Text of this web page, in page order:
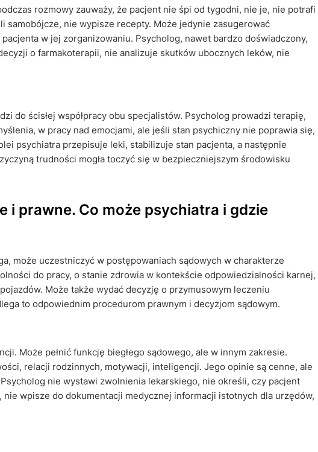
rozmowy zauważy, że pacjent nie śpi od tygodni, nie je, nie potrafi
samobójcze, nie wypisze recepty. Może jedynie zasugerować
w jej zorganizowaniu. Psycholog, nawet bardzo doświadczony,
o farmakoterapii, nie analizuje skutków ubocznych leków, nie
do ścisłej współpracy obu specjalistów. Psycholog prowadzi terapię,
w pracy nad emocjami, ale jeśli stan psychiczny nie poprawia się,
psychiatra przepisuje leki, stabilizuje stan pacjenta, a następnie
trudności mogła toczyć się w bezpieczniejszym środowisku
i prawne. Co może psychiatra i gdzie
może uczestniczyć w postępowaniach sądowych w charakterze
do pracy, o stanie zdrowia w kontekście odpowiedzialności karnej,
Może także wydać decyzję o przymusowym leczeniu
to odpowiednim procedurom prawnym i decyzjom sądowym.
Może pełnić funkcję biegłego sądowego, ale w innym zakresie.
relacji rodzinnych, motywacji, inteligencji. Jego opinie są cenne, ale
nie wystawi zwolnienia lekarskiego, nie określi, czy pacjent
wpisze do dokumentacji medycznej informacji istotnych dla urzędów,